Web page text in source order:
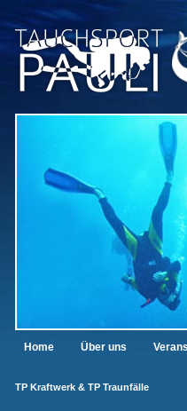
Home Über uns
TP Kraftwerk & TP Traunfälle